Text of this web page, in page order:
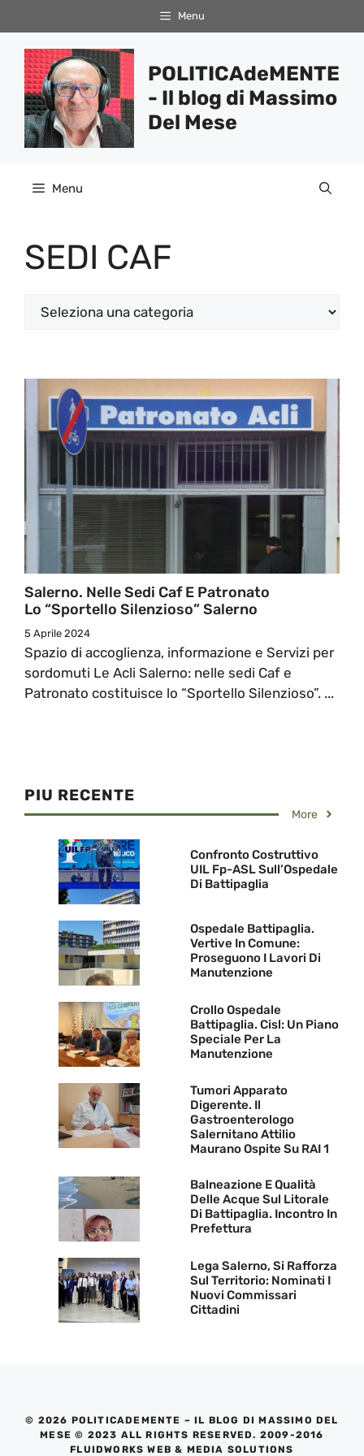
al
contenuto
Menu
POLITICAdeMENTE
- Il blog di Massimo
Del Mese
Menu
SEDI CAF
Categorie
Salerno. Nelle Sedi Caf E Patronato
Lo “Sportello Silenzioso” Salerno
5 Aprile 2024
Spazio di accoglienza, informazione e Servizi per
sordomuti Le Acli Salerno: nelle sedi Caf e
Patronato costituisce lo “Sportello Silenzioso”. ...
PIU RECENTE
More
Confronto Costruttivo
UIL Fp-ASL Sull’Ospedale
Di Battipaglia
Ospedale Battipaglia.
Vertive In Comune:
Proseguono I Lavori Di
Manutenzione
Crollo Ospedale
Battipaglia. Cisl: Un Piano
Speciale Per La
Manutenzione
Tumori Apparato
Digerente. Il
Gastroenterologo
Salernitano Attilio
Maurano Ospite Su RAI 1
Balneazione E Qualità
Delle Acque Sul Litorale
Di Battipaglia. Incontro In
Prefettura
Lega Salerno, Si Rafforza
Sul Territorio: Nominati I
Nuovi Commissari
Cittadini
© 2026 POLITICADEMENTE – IL BLOG DI MASSIMO DEL
MESE © 2023 ALL RIGHTS RESERVED. 2009-2016
FLUIDWORKS WEB & MEDIA SOLUTIONS